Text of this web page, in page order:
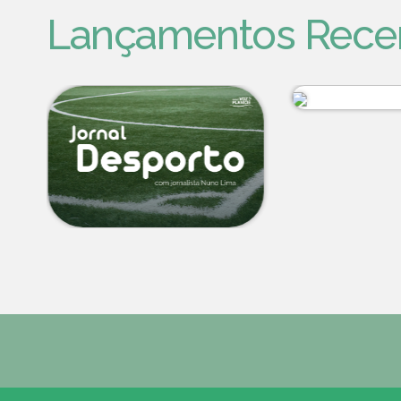
Lançamentos